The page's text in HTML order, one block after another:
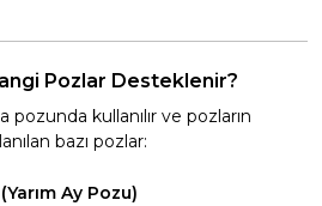
Pozlar Desteklenir?
pozunda kullanılır ve pozların
bazı pozlar:
Ay Pozu)